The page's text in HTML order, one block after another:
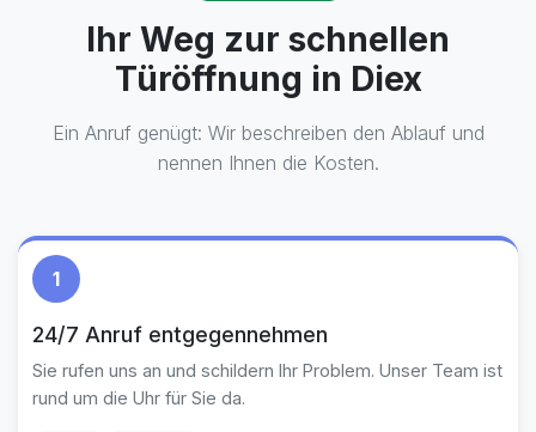
Ihr Weg zur schnellen
Türöffnung in Diex
Ein Anruf genügt: Wir beschreiben den Ablauf und
nennen Ihnen die Kosten.
1
24/7 Anruf entgegennehmen
Sie rufen uns an und schildern Ihr Problem. Unser Team ist
rund um die Uhr für Sie da.